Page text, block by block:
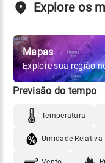
Explore os
Mapas
Explore sua região
Previsão do tempo
Temperatura
Umidade Relativa